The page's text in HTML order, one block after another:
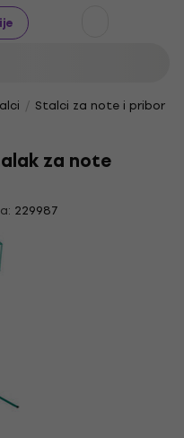
Stalci za note i pribor
za note
229987